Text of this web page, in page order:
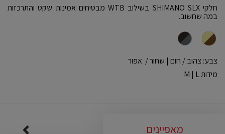
חלקי SHIMANO SLX בשילוב WTB מבטיחים אמינות שקט והתרכזות
במה שחשוב.
צבע: צהוב / חום | שחור / אפור
מידות M | L
מאפיינים